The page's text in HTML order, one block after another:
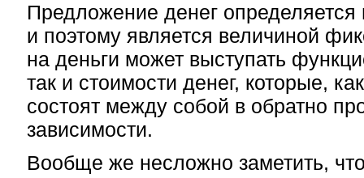
Предложение денег
и поэтому является величиной
на деньги может выступать
так и стоимости денег, которые,
состоят между собой в обратно
зависимости.
Вообще же несложно заметить,